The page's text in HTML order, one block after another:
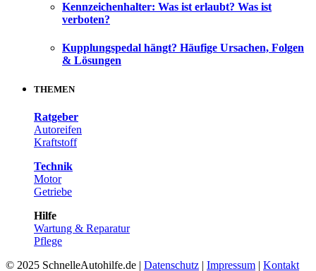
Kennzeichenhalter: Was ist erlaubt? Was ist
verboten?
Kupplungspedal hängt? Häufige Ursachen, Folgen
& Lösungen
THEMEN
Ratgeber
Autoreifen
Kraftstoff
Technik
Motor
Getriebe
Hilfe
Wartung & Reparatur
Pflege
© 2025 SchnelleAutohilfe.de | Datenschutz | Impressum | Kontakt